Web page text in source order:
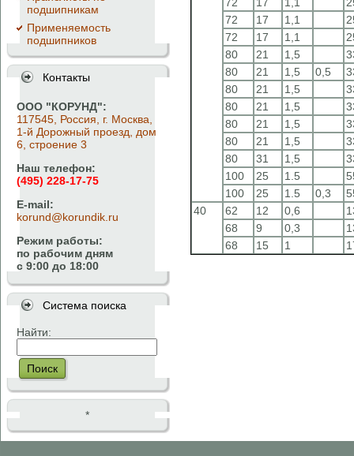
подшипникам
Применяемость
подшипников
Контакты
ООО "КОРУНД":
117545, Россия, г. Москва,
1-й Дорожный проезд, дом
6, строение 3
Наш телефон:
(495) 228-17-75
E-mail:
korund@korundik.ru
Режим работы:
по рабочим дням
с 9:00 до 18:00
Система поиска
Найти:
Поиск
*
72
17 1,1
72
17 1,1
80
21 1,5
80
21 1,5 0,5
80
21 1,5
80
21 1,5
80
21 1,5
80
21 1,5
80
31 1,5
100
25 1.5
100
25 1.5 0,3
40
62 12 0,6
68
9 0,3
68
15 1